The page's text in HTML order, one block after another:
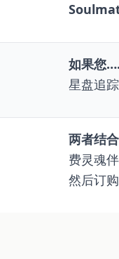
如果您
星盘追踪
两者结
费灵魂
然后订